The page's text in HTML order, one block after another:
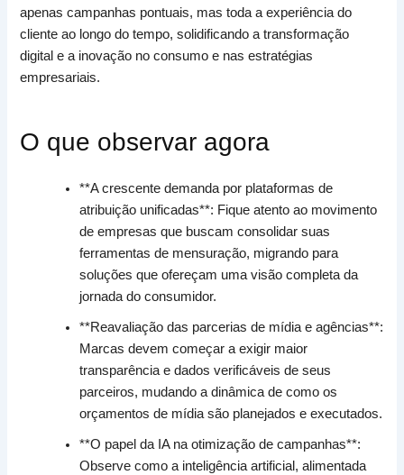
apenas campanhas pontuais, mas toda a experiência do
cliente ao longo do tempo, solidificando a transformação
digital e a inovação no consumo e nas estratégias
empresariais.
O que observar agora
**A crescente demanda por plataformas de
atribuição unificadas**: Fique atento ao movimento
de empresas que buscam consolidar suas
ferramentas de mensuração, migrando para
soluções que ofereçam uma visão completa da
jornada do consumidor.
**Reavaliação das parcerias de mídia e agências**:
Marcas devem começar a exigir maior
transparência e dados verificáveis de seus
parceiros, mudando a dinâmica de como os
orçamentos de mídia são planejados e executados.
**O papel da IA na otimização de campanhas**:
Observe como a inteligência artificial, alimentada